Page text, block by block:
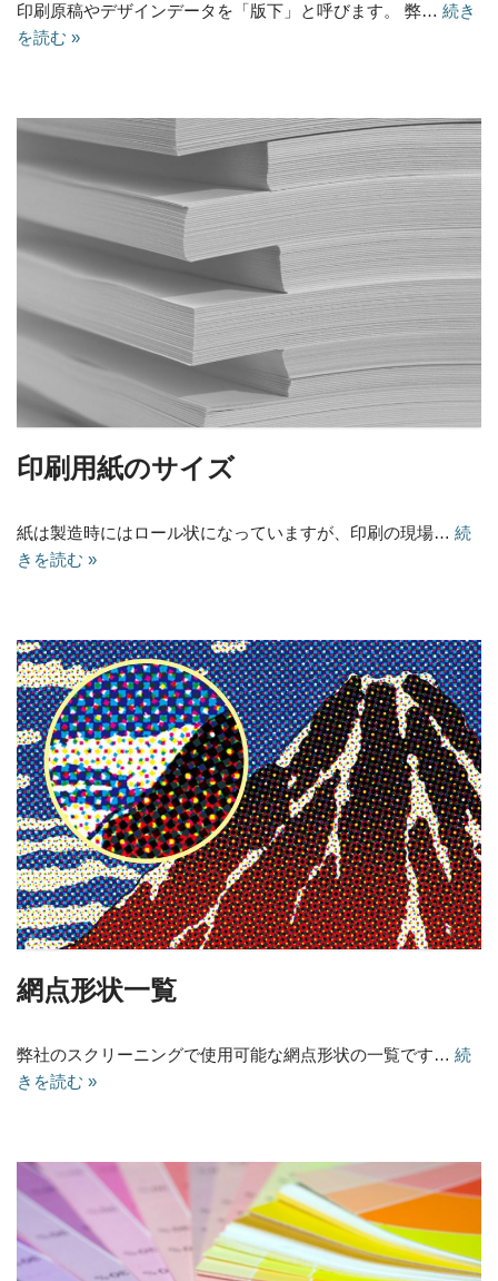
印刷原稿やデザインデータを「版下」と呼びます。 弊… 続き
を読む »
印刷用紙のサイズ
紙は製造時にはロール状になっていますが、印刷の現場… 続
きを読む »
網点形状一覧
弊社のスクリーニングで使用可能な網点形状の一覧です… 続
きを読む »